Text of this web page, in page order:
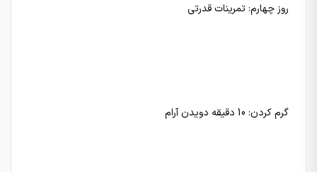
روز چهارم: تمرینات قدرتی
گرم کردن: 10 دقیقه دویدن آرام